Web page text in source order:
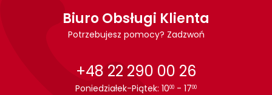
Biuro Obsługi Klienta
Potrzebujesz pomocy? Zadzwoń
+48 22 290 00 26
Poniedziałek-Piątek: 1000 - 1700